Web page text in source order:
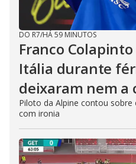
DO R7/HÁ 59 MINUTOS
Franco
Itália durante
deixaram nem a
Piloto da Alpine contou
com ironia